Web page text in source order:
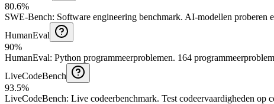
80.6%
SWE-Bench: Software engineering benchmark. AI-modellen proberen
HumanEval
90%
HumanEval: Python programmeerproblemen. 164
LiveCodeBench
93.5%
LiveCodeBench: Live codeerbenchmark. Test codeervaardigheden op